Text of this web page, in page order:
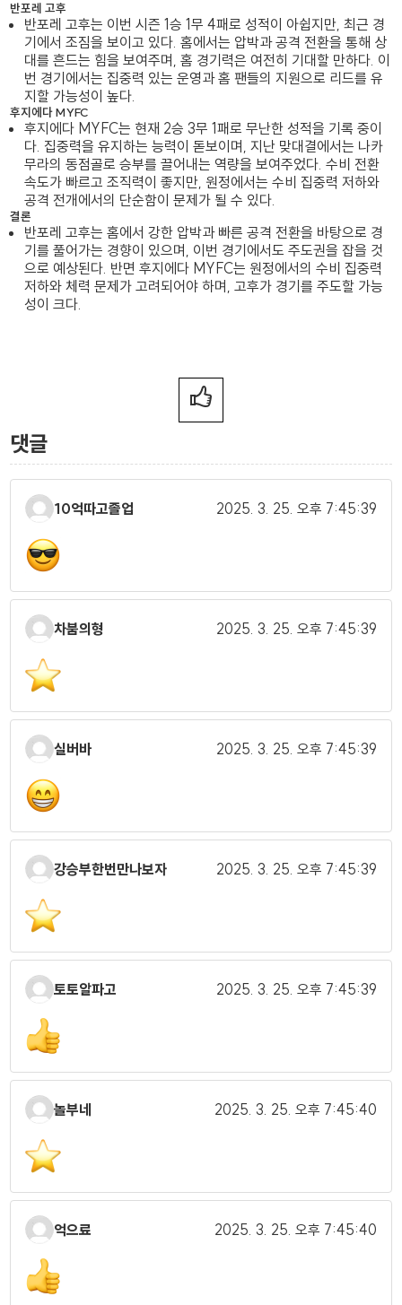
반포레 고후
반포레 고후는 이번 시즌 1승 1무 4패로 성적이 아쉽지만, 최근 경
기에서 조짐을 보이고 있다. 홈에서는 압박과 공격 전환을 통해 상
대를 흔드는 힘을 보여주며, 홈 경기력은 여전히 기대할 만하다. 이
번 경기에서는 집중력 있는 운영과 홈 팬들의 지원으로 리드를 유
지할 가능성이 높다.
후지에다 MYFC
후지에다 MYFC는 현재 2승 3무 1패로 무난한 성적을 기록 중이
다. 집중력을 유지하는 능력이 돋보이며, 지난 맞대결에서는 나카
무라의 동점골로 승부를 끌어내는 역량을 보여주었다. 수비 전환
속도가 빠르고 조직력이 좋지만, 원정에서는 수비 집중력 저하와
공격 전개에서의 단순함이 문제가 될 수 있다.
결론
반포레 고후는 홈에서 강한 압박과 빠른 공격 전환을 바탕으로 경
기를 풀어가는 경향이 있으며, 이번 경기에서도 주도권을 잡을 것
으로 예상된다. 반면 후지에다 MYFC는 원정에서의 수비 집중력
저하와 체력 문제가 고려되어야 하며, 고후가 경기를 주도할 가능
성이 크다.
댓글
10억따고졸업 2025. 3. 25. 오후 7:45:39
차붐의형 2025. 3. 25. 오후 7:45:39
실버바 2025. 3. 25. 오후 7:45:39
강승부한번만나보자 2025. 3. 25. 오후 7:45:39
토토알파고 2025. 3. 25. 오후 7:45:39
놀부네 2025. 3. 25. 오후 7:45:40
억으료 2025. 3. 25. 오후 7:45:40